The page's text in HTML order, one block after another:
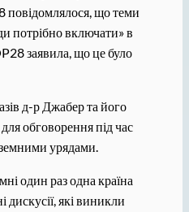
повідомлялося, що теми
потрібно включати» в
заявила, що це було
д-р Джабер та його
обговорення під час
урядами.
один раз одна країна
які виникли